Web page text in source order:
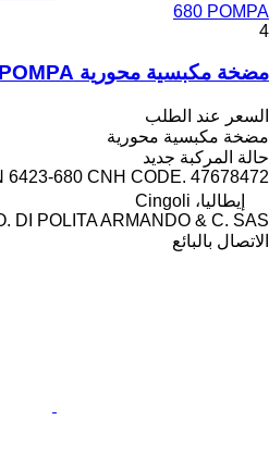
680 POMPA
4
مضخة مكبسية محورية Eaton 6423-680 POMPA
السعر عند الطلب
مضخة مكبسية محورية
حالة المركبة جديد
6423-680 CNH CODE. 47678472
إيطاليا، Cingoli
DI POLITA ARMANDO & C. SAS
الاتصال بالبائع